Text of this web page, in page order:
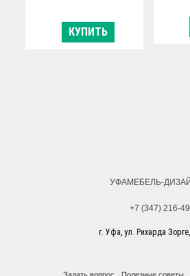
КУПИТЬ
УФАМЕБЕЛЬ-
+7 (347) 216-
г. Уфа, ул. Рихарда